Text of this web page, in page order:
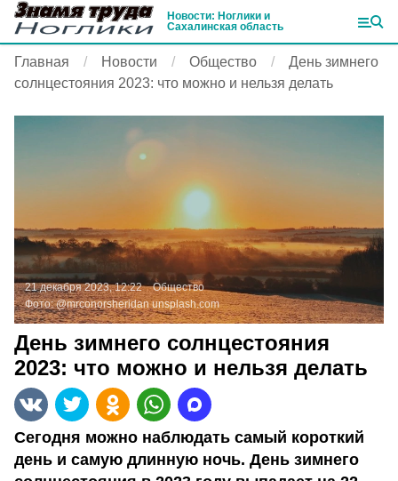
Новости: Ноглики и
Сахалинская область
Главная Новости Общество
День зимнего
солнцестояния 2023: что можно и нельзя делать
21 декабря 2023, 12:22
Общество
Фото:@mrconorsheridan unsplash.com
День зимнего солнцестояния
2023: что можно и нельзя делать
Сегодня можно наблюдать самый короткий
день и самую длинную ночь. День зимнего